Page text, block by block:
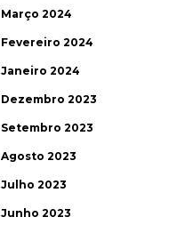
Março 2024
Fevereiro 2024
Janeiro 2024
Dezembro 2023
Setembro 2023
Agosto 2023
Julho 2023
Junho 2023